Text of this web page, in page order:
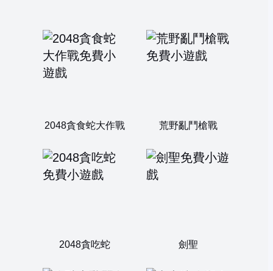
2048貪食蛇大作戰 荒野亂鬥槍戰
2048貪吃蛇 劍聖